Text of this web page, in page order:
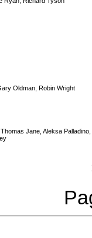
Oldman, Robin Wright
Jane, Aleksa